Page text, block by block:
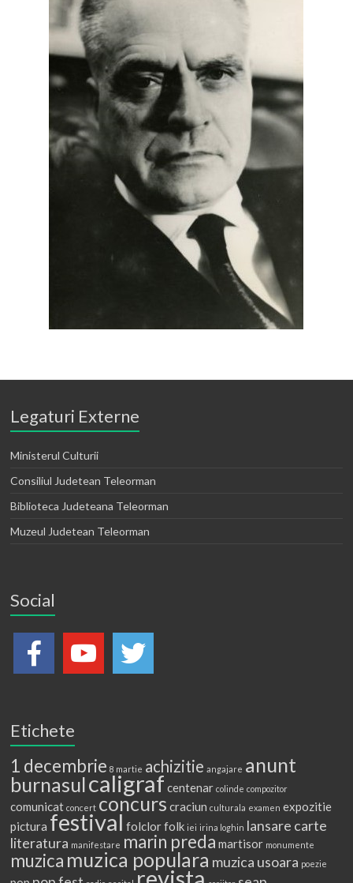
Legaturi Externe
Ministerul Culturii
Consiliul Judetean Teleorman
Biblioteca Judeteana Teleorman
Muzeul Judetean Teleorman
Social
Etichete
1 decembrie 8 martie achizitie angajare anunt
burnasulcaligraf centenar colinde compozitor
comunicat concert concurs craciun culturala examen expozitie
pictura festival folclorfolk iei irina loghin lansare carte
literatura manifestare marin preda martisor monumente
muzica muzica populara muzica usoara poezie